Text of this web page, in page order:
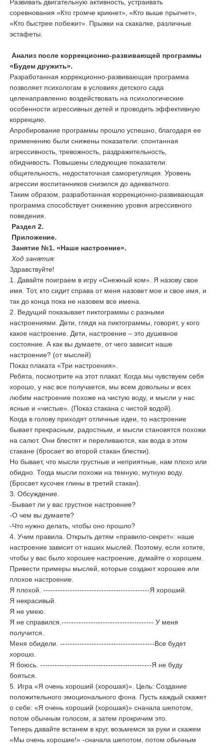
Развивать двигательную активность, устраивать
соревнования «Кто громче крикнет», «Кто выше прыгнет»,
«Кто быстрее побежит». Прыжки на скакалке, различные
эстафеты.
Анализ после коррекционно-развивающей программы
«Будем дружить».
Разработанная коррекционно-развивающая программа
позволяет психологам в условиях детского сада
целенаправленно воздействовать на психологические
особенности агрессивных детей и проводить эффективную
коррекцию.
Апробирование программы прошло успешно, благодаря ее
применению были снижены показатели: спонтанная
агрессивность, тревожность, раздражительность,
обидчивость. Повышены следующие показатели:
общительность, недостаточная саморегуляция. Уровень
агрессии воспитанников снизился до адекватного.
Таким образом, разработанная коррекционно-развивающая
программа способствует снижению уровня агрессивного
поведения.
Раздел 2.
Приложение.
Занятие №1. «Наше настроение».
Ход занятия:
Здравствуйте!
1. Давайте поиграем в игру «Снежный ком». Я назову свое
имя. Тот, кто сидит справа от меня назовет мое и свое имя, и
так до конца пока не назовем все имена.
2. Ведущий показывает пиктограммы с разными
настроениями. Дети, глядя на пиктограммы, говорят, у кого
какое настроение. Дети, настроение – это душевное
состояние. А как вы думаете, от чего зависит наше
настроение? (от мыслей)
Показ плаката «Три настроения».
Ребята, посмотрите на этот плакат. Когда мы чувствуем себя
хорошо, у нас все получается, мы всем довольны и всех
любим настроение похоже на чистую воду, и мысли у нас
ясные и «чистые». (Показ стакана с чистой водой).
Когда в голову приходят отличные идеи, то настроение
бывает прекрасным, радостным, и мысли становятся похожи
на салют. Они блестят и переливаются, как вода в этом
стакане (бросает во второй стакан блестки).
Но бывает, что мысли грустные и неприятные, нам плохо или
обидно. Тогда мысли похожи на темную, мутную воду.
(Бросает кусочек глины в третий стакан).
3. Обсуждение.
-Бывает ли у вас грустное настроение?
-О чем вы думаете?
-Что нужно делать, чтобы оно прошло?
4. Учим правила. Открыть детям «правило-секрет»: наше
настроение зависит от наших мыслей. Поэтому, если хотите,
чтобы у вас было хорошее настроение, думайте о хорошем.
Привести примеры мыслей, которые создают хорошее или
плохое настроение.
Я плохой. --------------------------------------------Я хороший.
Я некрасивый.
Я не умею.
Я не справился.-------------------------------------- У меня
получится.
Меня обидели. ---------------------------------------Все будет
хорошо.
Я боюсь. ----------------------------------------------Я не буду
бояться.
5. Игра «Я очень хороший (хорошая)». Цель: Создание
положительного эмоционального фона. Пусть каждый скажет
о себе: «Я очень хороший (хорошая)» сначала шепотом,
потом обычным голосом, а затем прокричим это.
Теперь давайте встанем в круг, возьмемся за руки и скажем
«Мы очень хорошие!» -сначала шепотом, потом обычным